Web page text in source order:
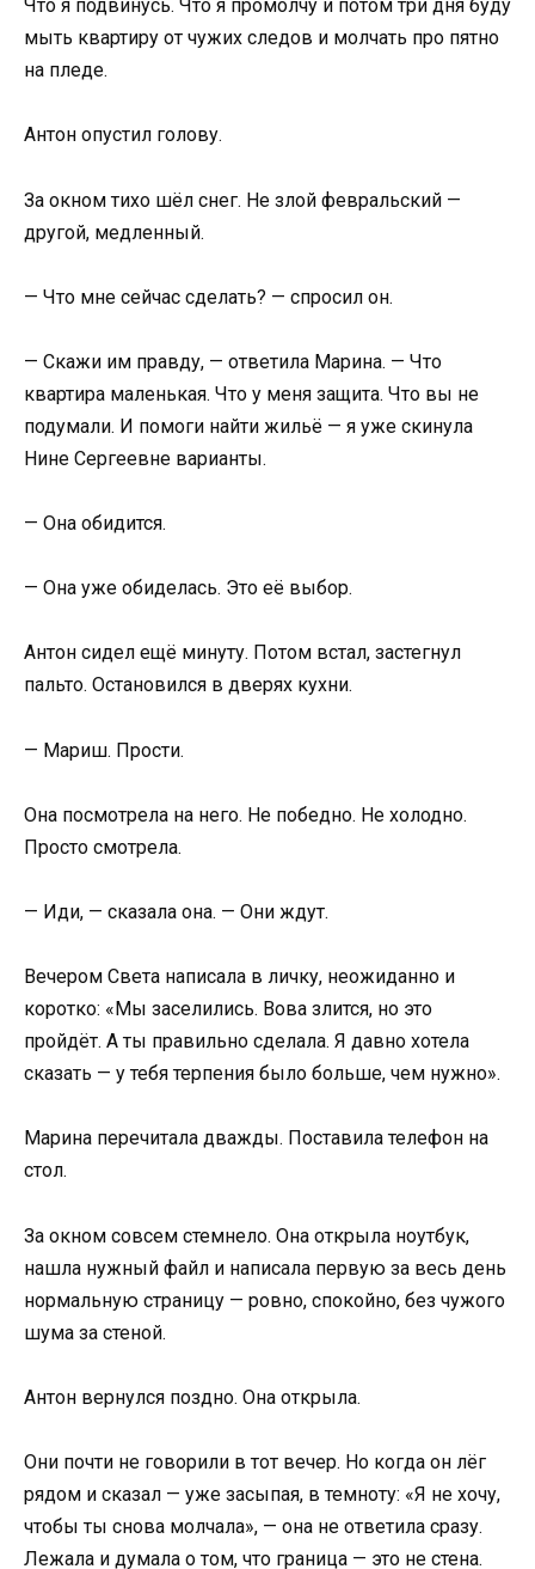
Что я подвинусь. Что я промолчу и потом три дня буду
мыть квартиру от чужих следов и молчать про пятно
на пледе.
Антон опустил голову.
За окном тихо шёл снег. Не злой февральский —
другой, медленный.
— Что мне сейчас сделать? — спросил он.
— Скажи им правду, — ответила Марина. — Что
квартира маленькая. Что у меня защита. Что вы не
подумали. И помоги найти жильё — я уже скинула
Нине Сергеевне варианты.
— Она обидится.
— Она уже обиделась. Это её выбор.
Антон сидел ещё минуту. Потом встал, застегнул
пальто. Остановился в дверях кухни.
— Мариш. Прости.
Она посмотрела на него. Не победно. Не холодно.
Просто смотрела.
— Иди, — сказала она. — Они ждут.
Вечером Света написала в личку, неожиданно и
коротко: «Мы заселились. Вова злится, но это
пройдёт. А ты правильно сделала. Я давно хотела
сказать — у тебя терпения было больше, чем нужно».
Марина перечитала дважды. Поставила телефон на
стол.
За окном совсем стемнело. Она открыла ноутбук,
нашла нужный файл и написала первую за весь день
нормальную страницу — ровно, спокойно, без чужого
шума за стеной.
Антон вернулся поздно. Она открыла.
Они почти не говорили в тот вечер. Но когда он лёг
рядом и сказал — уже засыпая, в темноту: «Я не хочу,
чтобы ты снова молчала», — она не ответила сразу.
Лежала и думала о том, что граница — это не стена.